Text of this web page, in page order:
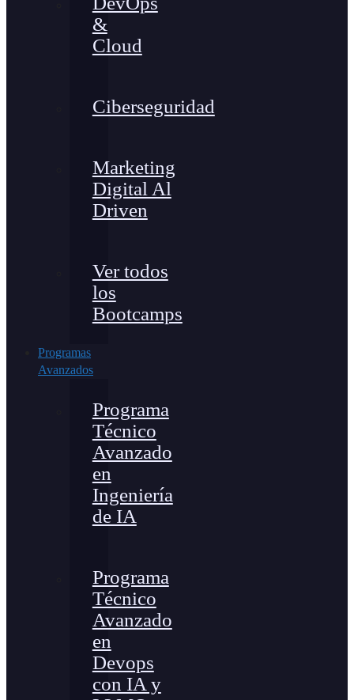
&
Cloud
Ciberseguridad
Marketing
Digital Al
Driven
Ver todos
los
Bootcamps
Programas
Avanzados
Programa
Técnico
Avanzado
en
Ingeniería
de IA
Programa
Técnico
Avanzado
en
Devops
con IA y